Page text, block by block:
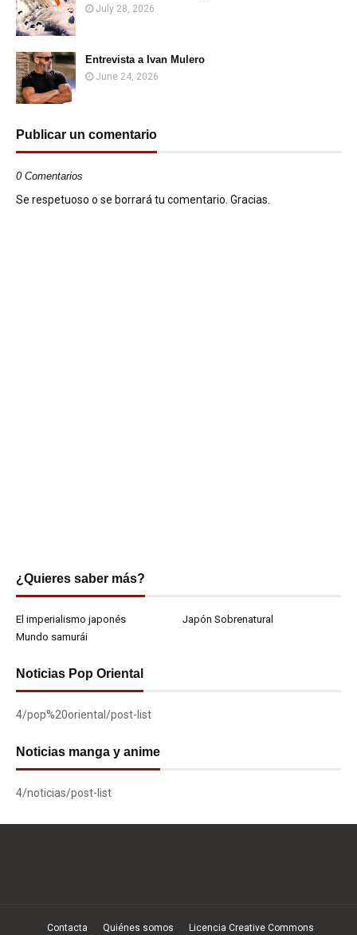
July 28, 2026
Entrevista a Ivan Mulero
June 24, 2026
Publicar un comentario
0 Comentarios
Se respetuoso o se borrará tu comentario. Gracias.
¿Quieres saber más?
El imperialismo japonés
Japón Sobrenatural
Mundo samurái
Noticias Pop Oriental
4/pop%20oriental/post-list
Noticias manga y anime
4/noticias/post-list
Contacta Quiénes somos Licencia Creative Commons